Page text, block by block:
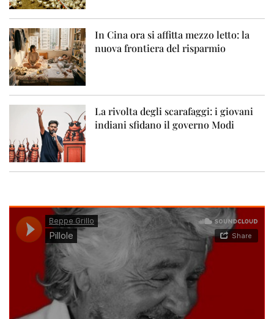
In Cina ora si affitta mezzo letto: la
nuova frontiera del risparmio
La rivolta degli scarafaggi: i giovani
indiani sfidano il governo Modi